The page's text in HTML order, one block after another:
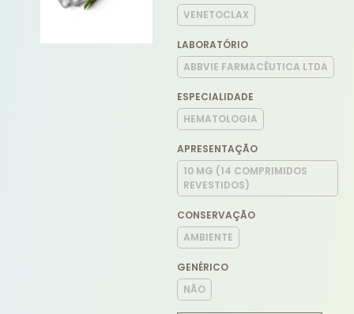
VENETOCLAX
LABORATÓRIO
ABBVIE FARMACÊUTICA LTDA
ESPECIALIDADE
HEMATOLOGIA
APRESENTAÇÃO
10 MG (14 COMPRIMIDOS
REVESTIDOS)
CONSERVAÇÃO
AMBIENTE
GENÉRICO
NÃO